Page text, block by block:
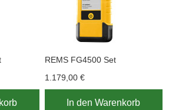
REMS FG4500 Set
1.179,00 €
In den Warenkorb